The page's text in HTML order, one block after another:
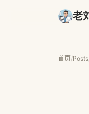
老
首页/Posts